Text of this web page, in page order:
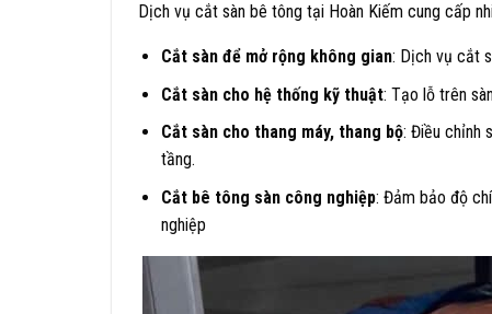
Dịch vụ cắt sàn bê tông tại Hoàn Kiếm cung cấp
Cắt sàn để mở rộng không gian: Dịch vụ cắt
Cắt sàn cho hệ thống kỹ thuật: Tạo lỗ trên
Cắt sàn cho thang máy, thang bộ: Điều chỉnh
tầng.
Cắt bê tông sàn công nghiệp: Đảm bảo độ
nghiệp